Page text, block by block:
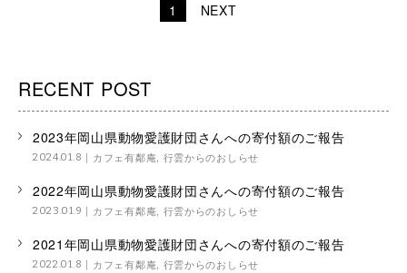
ビ
ゲ
ー
シ
ョ
ン
1 NEXT
RECENT POST
2023年岡山県動物愛護財団さんへの寄付額のご報告
2024.01.8 カフェ有鄰庵, 行雲からのおしらせ
2022年岡山県動物愛護財団さんへの寄付額のご報告
2023.01.9 カフェ有鄰庵, 行雲からのおしらせ
2021年岡山県動物愛護財団さんへの寄付額のご報告
2022.01.8 カフェ有鄰庵, 行雲からのおしらせ